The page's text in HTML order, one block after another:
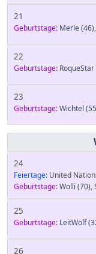
21
Geburtstage: Merle(46),
22
Geburtstage: RoqueStar
23
Geburtstage:Wichtel
24
Feiertage: United
Geburtstage:Wolli (70),
25
Geburtstage: LeitWolf
26